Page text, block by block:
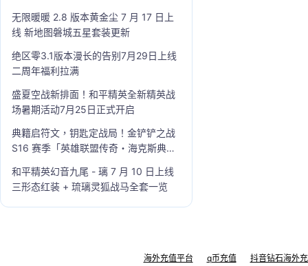
无限暖暖 2.8 版本黄金尘 7 月 17 日上
线 新地图磐城五星套装更新
绝区零3.1版本漫长的告别7月29日上线
二周年福利拉满
盛夏空战新排面！和平精英全新精英战
场暑期活动7月25日正式开启
典籍启符文，钥匙定战局！金铲铲之战
S16 赛季「英雄联盟传奇・海克斯典
和平精英幻音九尾 - 璃 7 月 10 日上线
三形态红装 + 琉璃灵狐战马全套一览
海外充值平台 q币充值
抖音钻石海外